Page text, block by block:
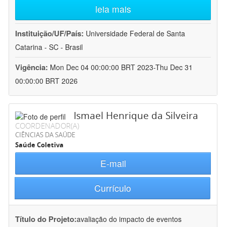
leia mais
Instituição/UF/País: Universidade Federal de Santa
Catarina - SC - Brasil
Vigência: Mon Dec 04 00:00:00 BRT 2023-Thu Dec 31
00:00:00 BRT 2026
Ismael Henrique da Silveira
COORDENADOR(A)
CIÊNCIAS DA SAÚDE
Saúde Coletiva
E-mail
Currículo
Título do Projeto:avaliação do impacto de eventos